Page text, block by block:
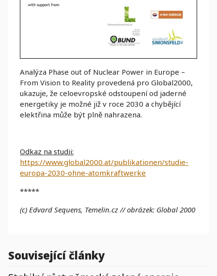
Analýza Phase out of Nuclear Power in Europe –
From Vision to Reality provedená pro Global2000,
ukazuje, že celoevropské odstoupení od jaderné
energetiky je možné již v roce 2030 a chybějící
elektřina může být plně nahrazena.
Odkaz na studii:
https://www.global2000.at/publikationen/studie-
europa-2030-ohne-atomkraftwerke
*****
(c) Edvard Sequens, Temelin.cz// obrázek: Global 2000
Související články